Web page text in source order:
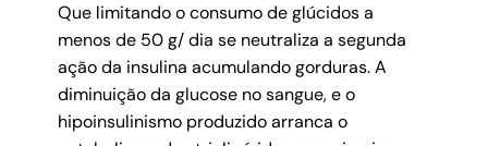
Que limitando o consumo de glúcidos a
menos de 50 g/ dia se neutraliza a segunda
ação da insulina acumulando gorduras. A
diminuição da glucose no sangue, e o
hipoinsulinismo produzido arranca o